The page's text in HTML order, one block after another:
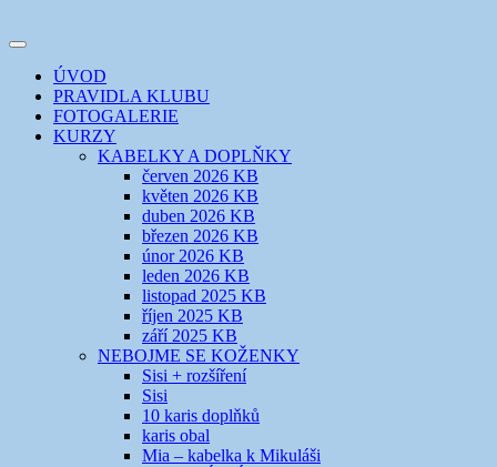
k
webuEVIKLUB
šicí klub
Toggle
navigation
ÚVOD
PRAVIDLA KLUBU
FOTOGALERIE
KURZY
KABELKY A DOPLŇKY
červen 2026 KB
květen 2026 KB
duben 2026 KB
březen 2026 KB
únor 2026 KB
leden 2026 KB
listopad 2025 KB
říjen 2025 KB
září 2025 KB
NEBOJME SE KOŽENKY
Sisi + rozšíření
Sisi
10 karis doplňků
karis obal
Mia – kabelka k Mikuláši